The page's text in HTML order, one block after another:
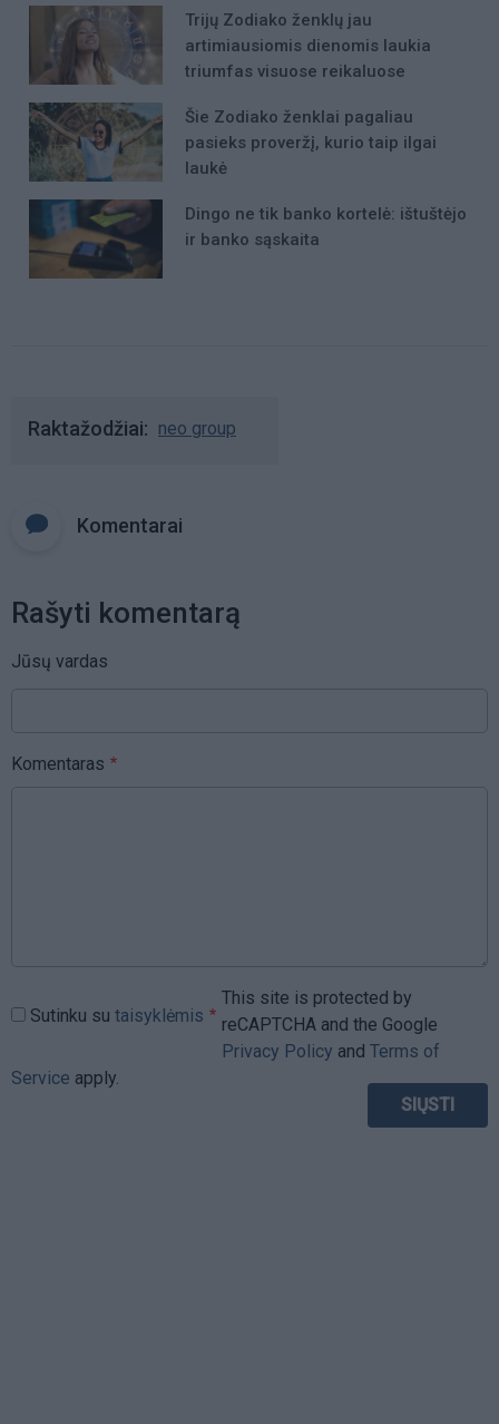
Trijų Zodiako ženklų jau
artimiausiomis dienomis laukia
triumfas visuose reikaluose
Šie Zodiako ženklai pagaliau
pasieks proveržį, kurio taip ilgai
laukė
Dingo ne tik banko kortelė: ištuštėjo
ir banko sąskaita
Raktažodžiai neo group
Komentarai
Rašyti komentarą
Jūsų vardas
Komentaras
Sutinku su taisyklėmis
This site is protected by
reCAPTCHA and the Google
Privacy Policy and Terms of
Service apply.